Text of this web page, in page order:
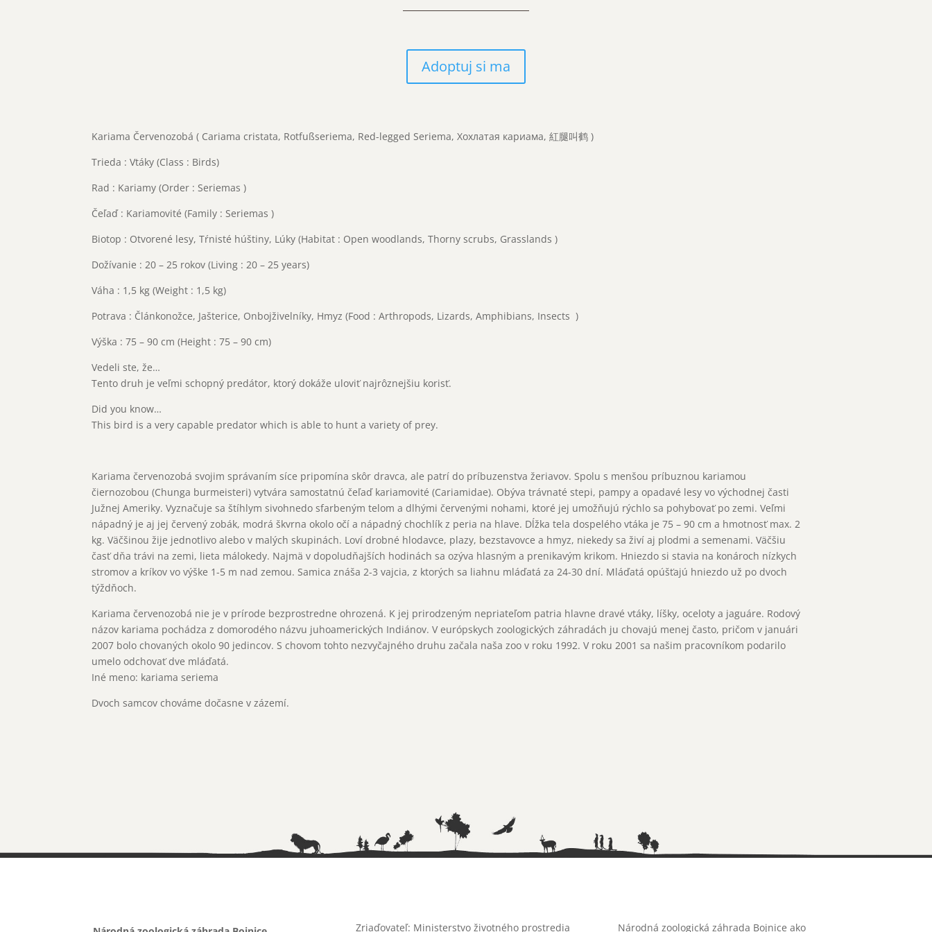
Adoptuj si ma
Kariama Červenozobá ( Cariama cristata, Rotfußseriema, Red-legged Seriema, Хохлатая кариама, 紅腿叫鹤 )
Trieda : Vtáky (Class : Birds)
Rad : Kariamy (Order : Seriemas )
Čeľaď : Kariamovité (Family : Seriemas )
Biotop : Otvorené lesy, Tŕnisté húštiny, Lúky (Habitat : Open woodlands, Thorny scrubs, Grasslands )
Dožívanie : 20 – 25 rokov (Living : 20 – 25 years)
Váha : 1,5 kg (Weight : 1,5 kg)
Potrava : Článkonožce, Jašterice, Onbojživelníky, Hmyz (Food : Arthropods, Lizards, Amphibians, Insects )
Výška : 75 – 90 cm (Height : 75 – 90 cm)
Vedeli ste, že…
Tento druh je veľmi schopný predátor, ktorý dokáže uloviť najrôznejšiu korisť.
Did you know…
This bird is a very capable predator which is able to hunt a variety of prey.
Kariama červenozobá svojim správaním síce pripomína skôr dravca, ale patrí do príbuzenstva žeriavov. Spolu s menšou príbuznou kariamou
čiernozobou (Chunga burmeisteri) vytvára samostatnú čeľaď kariamovité (Cariamidae). Obýva trávnaté stepi, pampy a opadavé lesy vo východnej časti
Južnej Ameriky. Vyznačuje sa štíhlym sivohnedo sfarbeným telom a dlhými červenými nohami, ktoré jej umožňujú rýchlo sa pohybovať po zemi. Veľmi
nápadný je aj jej červený zobák, modrá škvrna okolo očí a nápadný chochlík z peria na hlave. Dĺžka tela dospelého vtáka je 75 – 90 cm a hmotnosť max. 2
kg. Väčšinou žije jednotlivo alebo v malých skupinách. Loví drobné hlodavce, plazy, bezstavovce a hmyz, niekedy sa živí aj plodmi a semenami. Väčšiu
časť dňa trávi na zemi, lieta málokedy. Najmä v dopoludňajších hodinách sa ozýva hlasným a prenikavým krikom. Hniezdo si stavia na konároch nízkych
stromov a kríkov vo výške 1-5 m nad zemou. Samica znáša 2-3 vajcia, z ktorých sa liahnu mláďatá za 24-30 dní. Mláďatá opúšťajú hniezdo už po dvoch
týždňoch.
Kariama červenozobá nie je v prírode bezprostredne ohrozená. K jej prirodzeným nepriateľom patria hlavne dravé vtáky, líšky, oceloty a jaguáre. Rodový
názov kariama pochádza z domorodého názvu juhoamerických Indiánov. V európskych zoologických záhradách ju chovajú menej často, pričom v januári
2007 bolo chovaných okolo 90 jedincov. S chovom tohto nezvyčajného druhu začala naša zoo v roku 1992. V roku 2001 sa našim pracovníkom podarilo
umelo odchovať dve mláďatá.
Iné meno: kariama seriema
Dvoch samcov chováme dočasne v zázemí.
Zriaďovateľ: Ministerstvo životného prostredia Národná zoologická záhrada Bojnice ako